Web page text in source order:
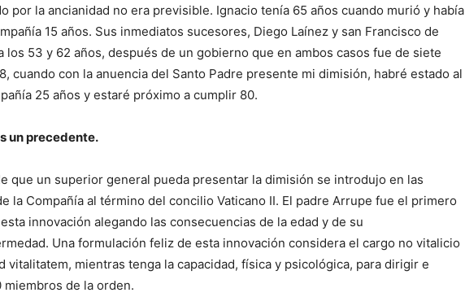
por la ancianidad no era previsible. Ignacio tenía 65 años cuando murió y había
15 años. Sus inmediatos sucesores, Diego Laínez y san Francisco de
los 53 y 62 años, después de un gobierno que en ambos casos fue de siete
cuando con la anuencia del Santo Padre presente mi dimisión, habré estado al
25 años y estaré próximo a cumplir 80.
un precedente.
que un superior general pueda presentar la dimisión se introdujo en las
la Compañía al término del concilio Vaticano II. El padre Arrupe fue el primero
innovación alegando las consecuencias de la edad y de su
Una formulación feliz de esta innovación considera el cargo no vitalicio
vitalitatem, mientras tenga la capacidad, física y psicológica, para dirigir e
miembros de la orden.